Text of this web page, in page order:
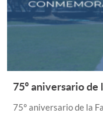
75º aniversario de
75º aniversario de la